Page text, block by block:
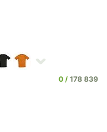
0
178 839